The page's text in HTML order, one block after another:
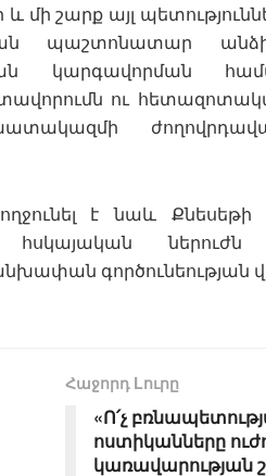
շարք այլ
պաշտոնատար
կարգավորման
ու
է նաև
ներուժն
գործունեության
Հաջորդ Lուրը
«Ո՛չ
ոստիկանները
կառավարության